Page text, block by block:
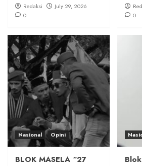
Redaksi
July 29, 2026
0
0
Nasional Opini
BLOK MASELA “27